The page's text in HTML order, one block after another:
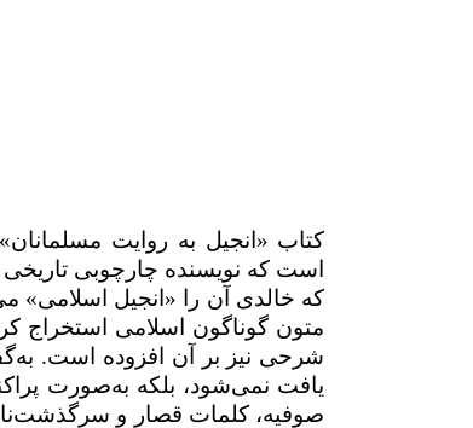
کتاب «انجیل به ‌روایت
است که نویسنده چارچوبی
که خالدی آن را «انجیل اسلامی»
متون گوناگون اسلامی استخراج
شرحی نیز بر آن افزوده است.
یافت نمی‌شود، بلکه به‌صورت
صوفیه، کلمات قصار و